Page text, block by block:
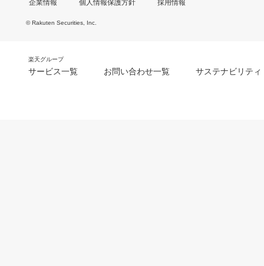
企業情報 個人情報保護方針 採用情報
© Rakuten Securities, Inc.
楽天グループ
サービス一覧 お問い合わせ一覧 サステナビリティ